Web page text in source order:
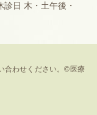
日 木・土午後・
合わせください。©医療